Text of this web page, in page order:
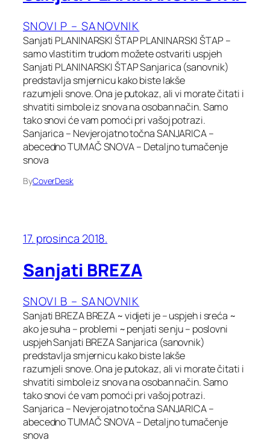
SNOVI P – SANOVNIK
Sanjati PLANINARSKI ŠTAP PLANINARSKI ŠTAP –
samo vlastitim trudom možete ostvariti uspjeh
Sanjati PLANINARSKI ŠTAP Sanjarica (sanovnik)
predstavlja smjernicu kako biste lakše
razumjeli snove. Ona je putokaz, ali vi morate čitati i
shvatiti simbole iz snova na osoban način. Samo
tako snovi će vam pomoći pri vašoj potrazi.
Sanjarica – Nevjerojatno točna SANJARICA –
abecedno TUMAČ SNOVA – Detaljno tumačenje
snova
ByCoverDesk
17. prosinca 2018.
Sanjati BREZA
SNOVI B – SANOVNIK
Sanjati BREZA BREZA ~ vidjeti je – uspjeh i sreća ~
ako je suha – problemi ~ penjati se nju – poslovni
uspjeh Sanjati BREZA Sanjarica (sanovnik)
predstavlja smjernicu kako biste lakše
razumjeli snove. Ona je putokaz, ali vi morate čitati i
shvatiti simbole iz snova na osoban način. Samo
tako snovi će vam pomoći pri vašoj potrazi.
Sanjarica – Nevjerojatno točna SANJARICA –
abecedno TUMAČ SNOVA – Detaljno tumačenje
snova